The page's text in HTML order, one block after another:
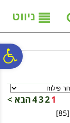
ניווט
1
2
3
4הבא >
[85]